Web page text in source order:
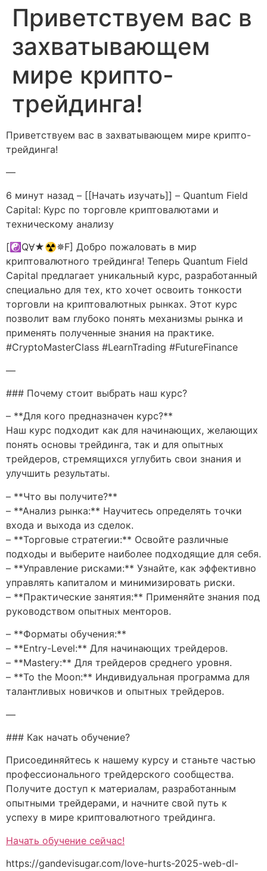
Приветствуем вас в
захватывающем
мире крипто-
трейдинга!
Приветствуем вас в захватывающем мире крипто-
трейдинга!
—
6 минут назад – [[Начать изучать]] – Quantum Field
Capital: Курс по торговле криптовалютами и
техническому анализу
[☯QⱯ★☢✵F] Добро пожаловать в мир
криптовалютного трейдинга! Теперь Quantum Field
Capital предлагает уникальный курс, разработанный
специально для тех, кто хочет освоить тонкости
торговли на криптовалютных рынках. Этот курс
позволит вам глубоко понять механизмы рынка и
применять полученные знания на практике.
#CryptoMasterClass #LearnTrading #FutureFinance
—
### Почему стоит выбрать наш курс?
– **Для кого предназначен курс?**
Наш курс подходит как для начинающих, желающих
понять основы трейдинга, так и для опытных
трейдеров, стремящихся углубить свои знания и
улучшить результаты.
– **Что вы получите?**
– **Анализ рынка:** Научитесь определять точки
входа и выхода из сделок.
– **Торговые стратегии:** Освойте различные
подходы и выберите наиболее подходящие для себя.
– **Управление рисками:** Узнайте, как эффективно
управлять капиталом и минимизировать риски.
– **Практические занятия:** Применяйте знания под
руководством опытных менторов.
– **Форматы обучения:**
– **Entry-Level:** Для начинающих трейдеров.
– **Mastery:** Для трейдеров среднего уровня.
– **To the Moon:** Индивидуальная программа для
талантливых новичков и опытных трейдеров.
—
### Как начать обучение?
Присоединяйтесь к нашему курсу и станьте частью
профессионального трейдерского сообщества.
Получите доступ к материалам, разработанным
опытными трейдерами, и начните свой путь к
успеху в мире криптовалютного трейдинга.
Начать обучение сейчас!
https://gandevisugar.com/love-hurts-2025-web-dl-